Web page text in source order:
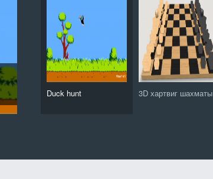
Duck hunt 3D хартвиг шахматы